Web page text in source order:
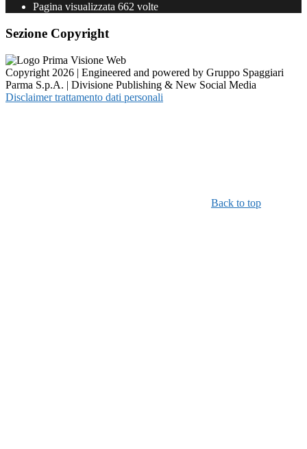
Pagina visualizzata 662 volte
Sezione Copyright
Copyright 2026 | Engineered and powered by Gruppo Spaggiari
Parma S.p.A. | Divisione Publishing & New Social Media
Disclaimer trattamento dati personali
Back to top